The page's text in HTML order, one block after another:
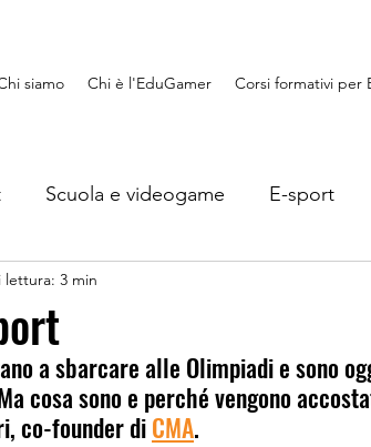
siamo Chi è l'EduGamer Corsi formativi per
Scuola e videogame E-sport
videogame
si impara
lettura: 3 min
a sbarcare alle Olimpiadi e sono
cosa sono e perché vengono
co-founder di CMA.